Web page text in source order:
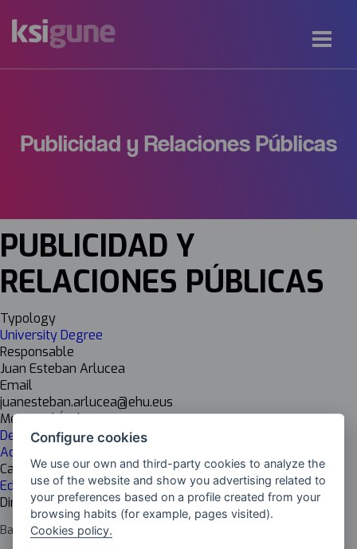
Publicidad y Relaciones Públicas
PUBLICIDAD Y
RELACIONES PÚBLICAS
Typology
University Degree
Responsable
Juan Esteban Arlucea
Email
juanesteban.arlucea@ehu.eus
Mejoras / Ámbito
Design
Advertising
Cadena de valor
Educational
Dirección del centro
Barrio Sarriena s/n, 48940 Leioa, Bizkaia
Configure cookies
We use our own and third-party cookies to analyze the
use of the website and show you advertising related to
your preferences based on a profile created from your
browsing habits (for example, pages visited).
Cookies policy.